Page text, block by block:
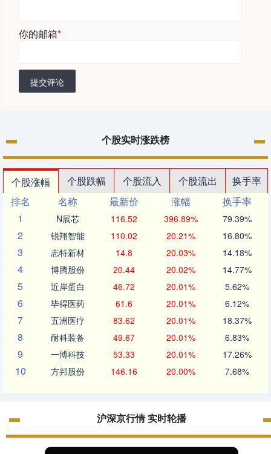
你的邮箱*
提交评论
个股实时涨跌榜
个股涨幅 个股跌幅 个股流入 个股流出
换手率
排名
名称 最新价 涨幅
换手率
1
N展芯 116.52 396.89% 79.39%
2 锐翔智能 110.02 20.21% 16.80%
3 志特新材 14.8 20.03% 14.18%
4 博腾股份 20.44 20.02% 14.77%
5 近岸蛋白 46.72 20.01% 5.62%
6 毕得医药 61.6 20.01% 6.12%
7 五洲医疗 83.62 20.01% 18.37%
8 耐科装备 49.67 20.01% 6.83%
9 一博科技 53.33 20.01% 17.26%
10 方邦股份 146.16 20.00% 7.68%
沪深京行情 实时轮播